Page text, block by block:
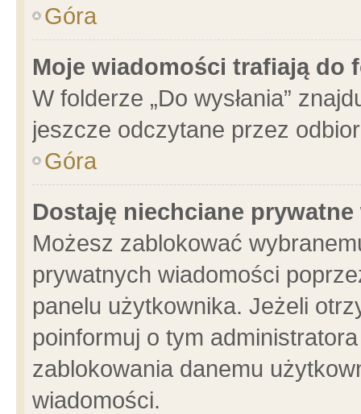
Góra
Moje wiadomości trafiają do
W folderze „Do wysłania”
jeszcze odczytane przez
Góra
Dostaję niechciane
Możesz zablokować
prywatnych wiadomości
panelu użytkownika. Jeżeli
poinformuj o tym
zablokowania danemu
wiadomości.